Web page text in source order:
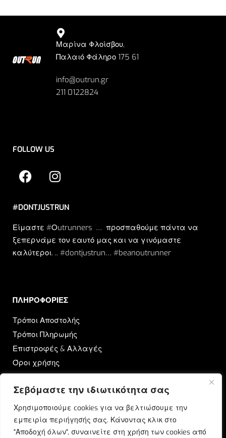
Σεβόμαστε την ιδιωτικότητα σας
Χρησιμοποιούμε cookies για να βελτιώσουμε την
εμπειρία περιήγησής σας. Κάνοντας κλικ στο
"Αποδοχή όλων", συναινείτε στη χρήση των cookies από
Μαρίνα Φλοίσβου,
Παλαιό Φάληρο 175 61
info@outrun.gr
211 0122824
FOLLOW US
#DONTJUSTRUN
Είμαστε #Οutrunners … προσπαθούμε πάντα να
ξεπερνάμε τον εαυτό μας και να γινόμαστε
καλύτεροι. .. #dontjustrun… #beanoutrunner
ΠΛΗΡΟΦΟΡΙΕΣ​
Τρόποι Αποστολής
Τρόποι Πληρωμής
Επιστροφές & Αλλαγές
Όροι χρήσης
OUTRUN
Ποιοι Είμαστε
Επικοινωνία